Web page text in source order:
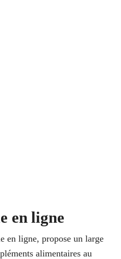
en ligne
en ligne, propose un large
alimentaires au